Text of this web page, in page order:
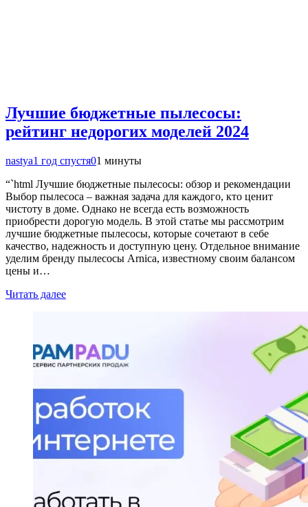
Лучшие бюджетные пылесосы:
рейтинг недорогих моделей 2024
nastya1 год спустя01 минуты
“`html Лучшие бюджетные пылесосы: обзор и рекомендации
Выбор пылесоса – важная задача для каждого, кто ценит
чистоту в доме. Однако не всегда есть возможность
приобрести дорогую модель. В этой статье мы рассмотрим
лучшие бюджетные пылесосы, которые сочетают в себе
качество, надежность и доступную цену. Отдельное внимание
уделим бренду пылесосы Arnica, известному своим балансом
цены и…
Читать далее